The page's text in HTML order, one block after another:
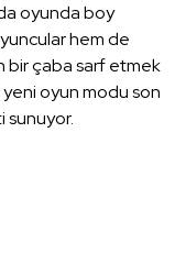
oyunda boy
hem de
bir çaba sarf etmek
oyun modu son
sunuyor.